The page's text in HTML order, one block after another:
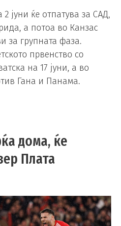
јуни ќе отпатува за САД,
а потоа во Канзас
за групната фаза.
првенство со
на 17 јуни, а во
Гана и Панама.
дома, ќе
Плата